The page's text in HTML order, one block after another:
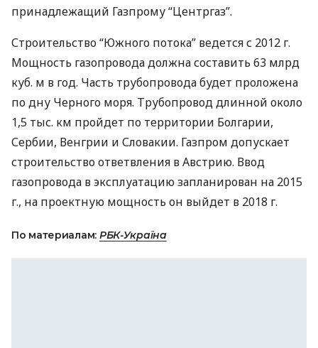
принадлежащий Газпрому “Центргаз”.
Строительство “Южного потока” ведется с 2012 г.
Мощность газопровода должна составить 63 млрд
куб. м в год. Часть трубопровода будет проложена
по дну Черного моря. Трубопровод длинной около
1,5 тыс. км пройдет по территории Болгарии,
Сербии, Венгрии и Словакии. Газпром допускает
строительство ответвления в Австрию. Ввод
газопровода в эксплуатацию запланирован на 2015
г., на проектную мощность он выйдет в 2018 г.
По материалам: РБК-Україна